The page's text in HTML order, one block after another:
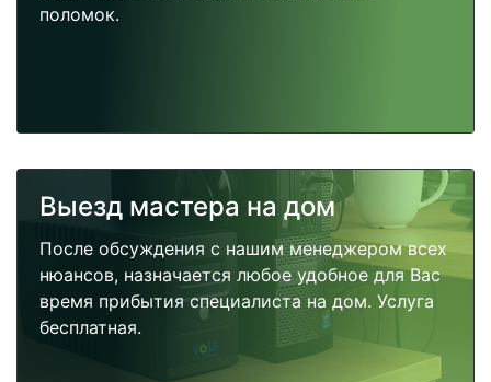
поломок.
Выезд мастера на дом
После обсуждения с нашим менеджером всех
нюансов, назначается любое удобное для Вас
время прибытия специалиста на дом. Услуга
бесплатная.